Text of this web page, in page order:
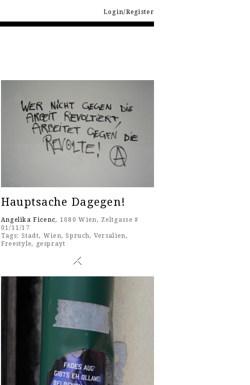
Login/Register
Hauptsache Dagegen!
Angelika Ficenc, 1080 Wien, Zeltgasse #
01/11/17
Tags: Stadt, Wien,Spruch, Versalien,
Freestyle, gesprayt